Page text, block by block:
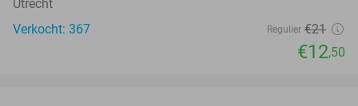
Utrecht
Verkocht: 367
Regulier €21
€12,50